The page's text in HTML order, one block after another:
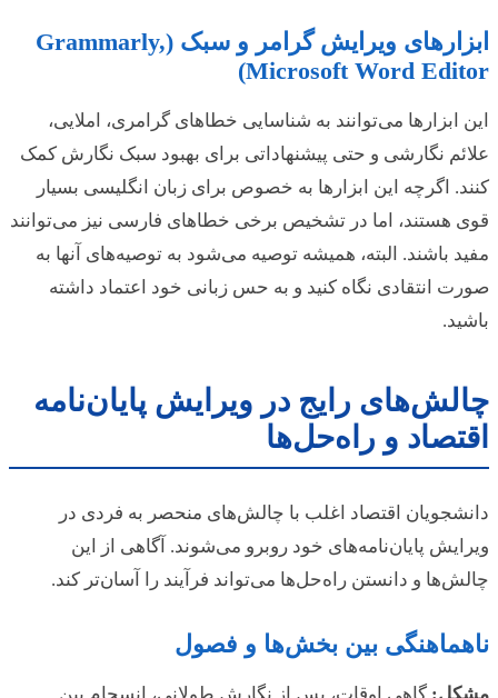
ابزارهای ویرایش گرامر و سبک (Grammarly,
Microsoft Word Editor)
این ابزارها می‌توانند به شناسایی خطاهای گرامری، املایی،
علائم نگارشی و حتی پیشنهاداتی برای بهبود سبک نگارش کمک
کنند. اگرچه این ابزارها به خصوص برای زبان انگلیسی بسیار
قوی هستند، اما در تشخیص برخی خطاهای فارسی نیز می‌توانند
مفید باشند. البته، همیشه توصیه می‌شود به توصیه‌های آنها به
صورت انتقادی نگاه کنید و به حس زبانی خود اعتماد داشته
باشید.
چالش‌های رایج در ویرایش پایان‌نامه
اقتصاد و راه‌حل‌ها
دانشجویان اقتصاد اغلب با چالش‌های منحصر به فردی در
ویرایش پایان‌نامه‌های خود روبرو می‌شوند. آگاهی از این
چالش‌ها و دانستن راه‌حل‌ها می‌تواند فرآیند را آسان‌تر کند.
ناهماهنگی بین بخش‌ها و فصول